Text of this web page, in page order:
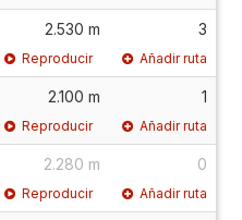
2.530 m 3
Reproducir Añadir ruta
2.100 m 1
Reproducir Añadir ruta
2.280 m 0
Reproducir Añadir ruta